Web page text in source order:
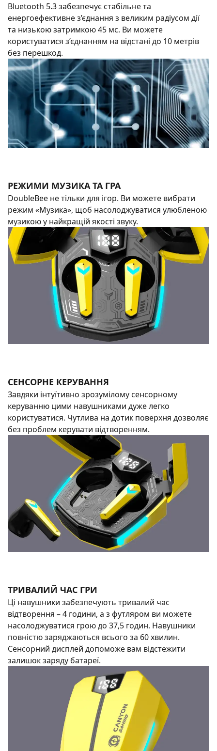
Bluetooth 5.3 забезпечує стабільне та
енергоефективне з’єднання з великим радіусом дії
та низькою затримкою 45 мс. Ви можете
користуватися з’єднанням на відстані до 10 метрів
без перешкод.
РЕЖИМИ МУЗИКА ТА ГРА
DoubleBee не тільки для ігор. Ви можете вибрати
режим «Музика», щоб насолоджуватися улюбленою
музикою у найкращій якості звуку.
СЕНСОРНЕ КЕРУВАННЯ
Завдяки інтуїтивно зрозумілому сенсорному
керуванню цими навушниками дуже легко
користуватися. Чутлива на дотик поверхня дозволяє
без проблем керувати відтворенням.
ТРИВАЛИЙ ЧАС ГРИ
Ці навушники забезпечують тривалий час
відтворення – 4 години, а з футляром ви можете
насолоджуватися грою до 37,5 годин. Навушники
повністю заряджаються всього за 60 хвилин.
Сенсорний дисплей допоможе вам відстежити
залишок заряду батареї.